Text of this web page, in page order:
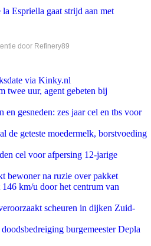
Espriella gaat strijd aan met
door Refinery89
via Kinky.nl
twee uur, agent gebeten bij
en gesneden: zes jaar cel en tbs voor
de geteste moedermelk, borstvoeding
cel voor afpersing 12-jarige
bewoner na ruzie over pakket
km/u door het centrum van
scheuren in dijken Zuid-
burgemeester Depla